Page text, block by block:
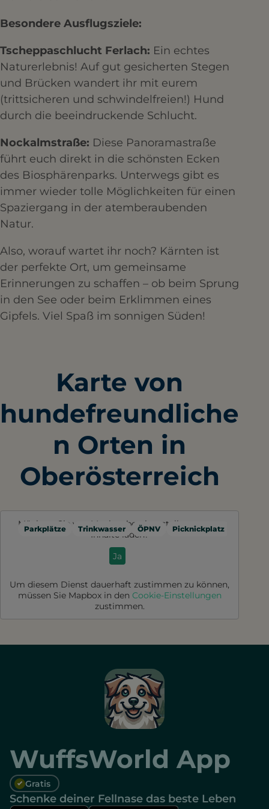
Besondere Ausflugsziele:
Tscheppaschlucht Ferlach: Ein echtes
Naturerlebnis! Auf gut gesicherten Stegen
und Brücken wandert ihr mit eurem
(trittsicheren und schwindelfreien!) Hund
durch die beeindruckende Schlucht.
Nockalmstraße: Diese Panoramastraße
führt euch direkt in die schönsten Ecken
des Biosphärenparks. Unterwegs gibt es
immer wieder tolle Möglichkeiten für einen
Spaziergang in der atemberaubenden
Natur.
Also, worauf wartet ihr noch? Kärnten ist
der perfekte Ort, um gemeinsame
Erinnerungen zu schaffen – ob beim Sprung
in den See oder beim Erklimmen eines
Gipfels. Viel Spaß im sonnigen Süden!
Karte von
hundefreundliche
n Orten in
Oberösterreich
Parkplätze Trinkwasser ÖPNV Picknickplatz
Möchten Sie von Mapbox
bereitgestellte externe
Inhalte laden?
Ja
Um diesem Dienst dauerhaft zustimmen zu können,
müssen Sie Mapboxin den Cookie-Einstellungen
zustimmen.
WuffsWorld App
Gratis
Schenke deiner Fellnase das beste Leben